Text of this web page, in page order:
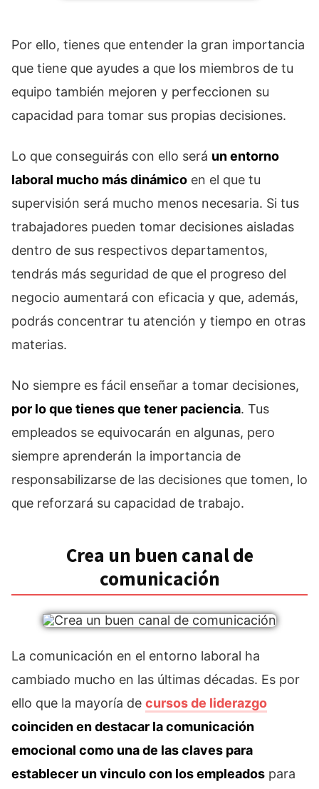
Por ello, tienes que entender la gran importancia
que tiene que ayudes a que los miembros de tu
equipo también mejoren y perfeccionen su
capacidad para tomar sus propias decisiones.
Lo que conseguirás con ello será un entorno
laboral mucho más dinámico en el que tu
supervisión será mucho menos necesaria. Si tus
trabajadores pueden tomar decisiones aisladas
dentro de sus respectivos departamentos,
tendrás más seguridad de que el progreso del
negocio aumentará con eficacia y que, además,
podrás concentrar tu atención y tiempo en otras
materias.
No siempre es fácil enseñar a tomar decisiones,
por lo que tienes que tener paciencia. Tus
empleados se equivocarán en algunas, pero
siempre aprenderán la importancia de
responsabilizarse de las decisiones que tomen, lo
que reforzará su capacidad de trabajo.
Crea un buen canal de
comunicación
La comunicación en el entorno laboral ha
cambiado mucho en las últimas décadas. Es por
ello que la mayoría de cursos de liderazgo
coinciden en destacar la comunicación
emocional como una de las claves para
establecer un vinculo con los empleados para